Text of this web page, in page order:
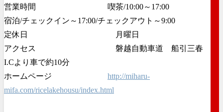
営業時間 喫茶/10:00～17:00
宿泊/チェックイン～17:00/チェックアウト～9:00
定休日 月曜日
アクセス 磐越自動車道 船引三春
I.Cより車で約10分
ホームページ http://miharu-
mifa.com/ricelakehousu/index.html